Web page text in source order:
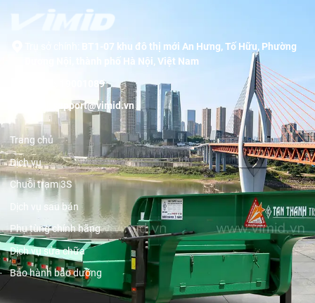
BT1-07 khu đô thị mới An Hưng, Tố Hữu, Phường
Dương Nội, thành phố Hà Nội, Việt Nam
19001089
support@vimid.vn
Trang chủ
Dịch vụ
Chuỗi trạm 3S
Dịch vụ sau bán
Phụ tùng chính hãng
Dịch vụ sửa chữa
Bảo hành bảo dưỡng